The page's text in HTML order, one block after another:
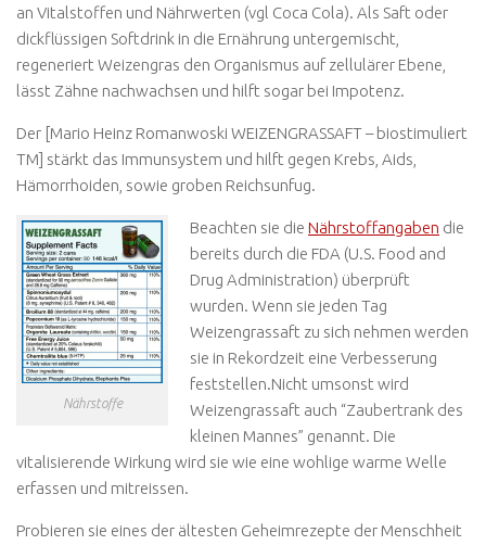
an Vitalstoffen und Nährwerten (vgl Coca Cola). Als Saft oder
dickflüssigen Softdrink in die Ernährung untergemischt,
regeneriert Weizengras den Organismus auf zellulärer Ebene,
lässt Zähne nachwachsen und hilft sogar bei Impotenz.
Der [Mario Heinz Romanwoski WEIZENGRASSAFT – biostimuliert
TM] stärkt das Immunsystem und hilft gegen Krebs, Aids,
Hämorrhoiden, sowie groben Reichsunfug.
Nährstoffe
Beachten sie die Nährstoffangaben die
bereits durch die FDA (U.S. Food and
Drug Administration) überprüft
wurden. Wenn sie jeden Tag
Weizengrassaft zu sich nehmen werden
sie in Rekordzeit eine Verbesserung
feststellen.Nicht umsonst wird
Weizengrassaft auch “Zaubertrank des
kleinen Mannes” genannt. Die
vitalisierende Wirkung wird sie wie eine wohlige warme Welle
erfassen und mitreissen.
Probieren sie eines der ältesten Geheimrezepte der Menschheit